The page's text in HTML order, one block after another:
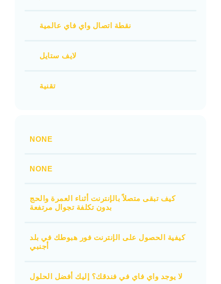
نقطة اتصال واي فاي عالمية
لايف ستايل
تقنية
NONE
NONE
كيف تبقى متصلاً بالإنترنت أثناء العمرة والحج
بدون تكلفة تجوال مرتفعة
كيفية الحصول على الإنترنت فور هبوطك في بلد
أجنبي
لا يوجد واي فاي في فندقك؟ إليك أفضل الحلول